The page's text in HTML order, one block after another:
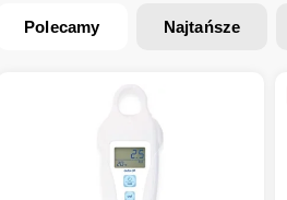
Polecamy Najtańsze